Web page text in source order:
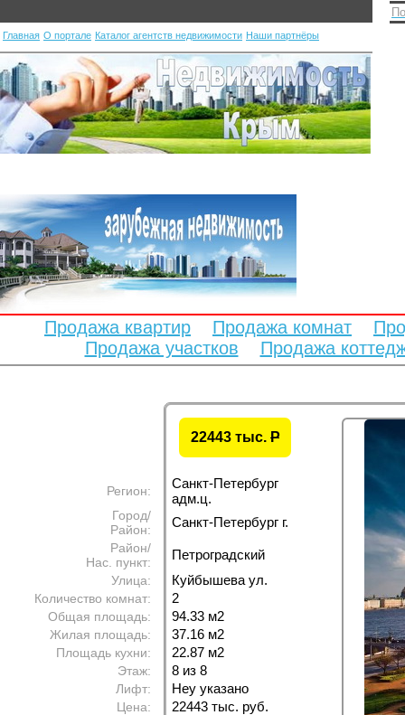
Главная О портале Каталог агентств недвижимости Наши партнёры
Продажа квартир Продажа комнат
Продажа участков
Продажа
22443 тыс. P
Регион:
Санкт-Петербург
адм.ц.
Город/
Район:
Санкт-Петербург г.
Район/
Нас. пункт:
Петроградский
Улица: Куйбышева ул.
Количество комнат: 2
Общая площадь: 94.33 м2
Жилая площадь: 37.16 м2
Площадь кухни: 22.87 м2
Этаж: 8 из 8
Лифт: Неу указано
Цена: 22443 тыс. руб.